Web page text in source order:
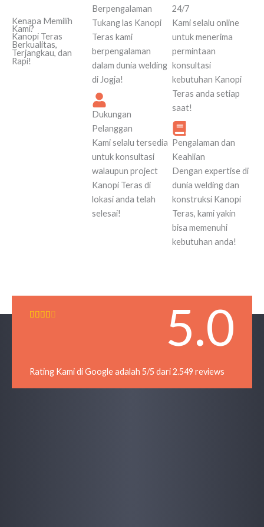
Kenapa Memilih
Kami?
Kanopi Teras
Berkualitas,
Terjangkau, dan
Rapi!
Berpengalaman
Tukang las Kanopi
Teras kami
berpengalaman
dalam dunia welding
di Jogja!
Dukungan
Pelanggan
Kami selalu tersedia
untuk konsultasi
walaupun project
Kanopi Teras di
lokasi anda telah
selesai!
24/7
Kami selalu online
untuk menerima
permintaan
konsultasi
kebutuhan Kanopi
Teras anda setiap
saat!
Pengalaman dan
Keahlian
Dengan expertise di
dunia welding dan
konstruksi Kanopi
Teras, kami yakin
bisa memenuhi
kebutuhan anda!
    
d
5.0
Rating Kami di Google adalah 5/5 dari 2.549 reviews